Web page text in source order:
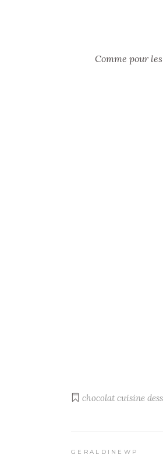
Comme pour
chocolat cuisine
GERALDINEWP